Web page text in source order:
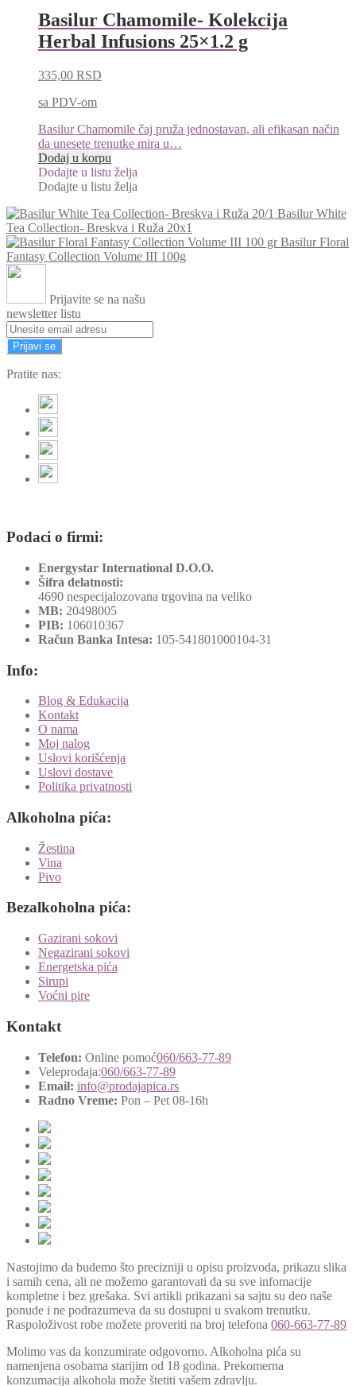
Basilur Chamomile- Kolekcija
Herbal Infusions 25×1.2 g
335,00 RSD
sa PDV-om
Basilur Chamomile čaj pruža jednostavan, ali efikasan način
da unesete trenutke mira u…
Dodaj u korpu
Dodajte u listu želja
Dodajte u listu želja
Basilur White
Tea Collection- Breskva i Ruža 20x1
Basilur Floral
Fantasy Collection Volume III 100g
Prijavite se na našu
newsletter listu
Prijavi se
Pratite nas:
Podaci o firmi:
Energystar International D.O.O.
Šifra delatnosti:
4690 nespecijalozovana trgovina na veliko
MB: 20498005
PIB: 106010367
Račun Banka Intesa: 105-541801000104-31
Info:
Blog & Edukacija
Kontakt
O nama
Moj nalog
Uslovi korišćenja
Uslovi dostave
Politika privatnosti
Alkoholna pića:
Žestina
Vina
Pivo
Bezalkoholna pića:
Gazirani sokovi
Negazirani sokovi
Energetska pića
Sirupi
Voćni pire
Kontakt
Telefon: Online pomoć060/663-77-89
Veleprodaja:060/663-77-89
Email: info@prodajapica.rs
Radno Vreme: Pon – Pet 08-16h
Nastojimo da budemo što precizniji u opisu proizvoda, prikazu slika
i samih cena, ali ne možemo garantovati da su sve infomacije
kompletne i bez grešaka. Svi artikli prikazani sa sajtu su deo naše
ponude i ne podrazumeva da su dostupni u svakom trenutku.
Raspoloživost robe možete proveriti na broj telefona 060-663-77-89
Molimo vas da konzumirate odgovorno. Alkoholna pića su
namenjena osobama starijim od 18 godina. Prekomerna
konzumacija alkohola može štetiti vašem zdravlju.